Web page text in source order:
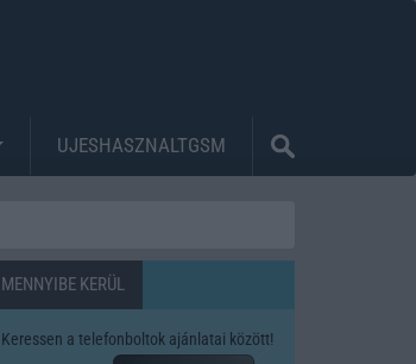
UJESHASZNALTGSM
MENNYIBE KERÜL
Keressen a telefonboltok ajánlatai között!